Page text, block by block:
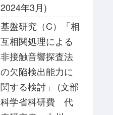
2024年3月)
基盤研究（C）「相
互相関処理による
非接触音響探査法
の欠陥検出能力に
関する検討」 (文部
科学省科研費 代